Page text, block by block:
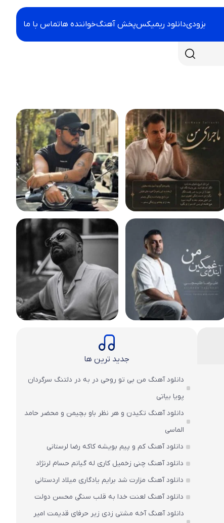
بزودیدانلود ریمیکسپخش آهنگخواننده هاتماس با ما
جدید ترین ها
دانلود آهنگ من بی تو روحی در به در دلتنگ سرگردان
پویا بیاتی
دانلود آهنگ تکیدن و هر نظر باو بچیمن و محضر حامد
الماسی
دانلود آهنگ کم و پیم بویشه کاکه رضا لرستانی
دانلود آهنگ چنی زخمیل کاری له گیانم حسام لرنژاد
دانلود آهنگ مزارت شد برایم یادگاری میلاد اردستانی
دانلود آهنگ لعنت خدا به قلب سنگی محسن دولت
دانلود آهنگ آخه مشتی زدی زیر حرفای قدیمت امیر